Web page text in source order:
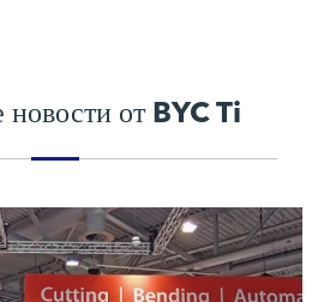
новости от BYC Ti